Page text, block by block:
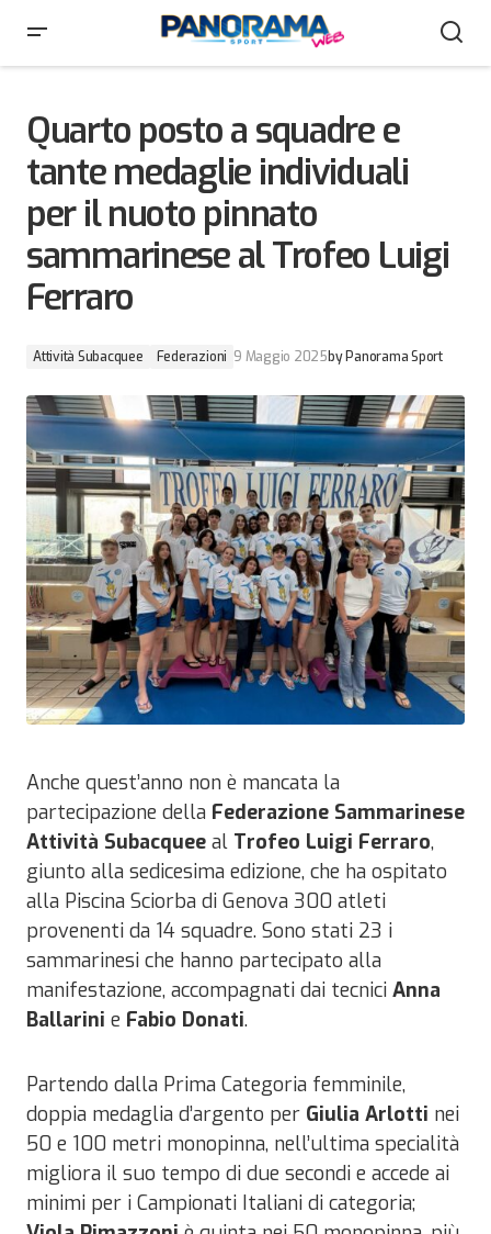
Quarto posto a squadre e
tante medaglie individuali
per il nuoto pinnato
sammarinese al Trofeo Luigi
Ferraro
Attività Subacquee Federazioni 9 Maggio 2025by Panorama Sport
Anche quest’anno non è mancata la
partecipazione della Federazione Sammarinese
Attività Subacquee al Trofeo Luigi Ferraro,
giunto alla sedicesima edizione, che ha ospitato
alla Piscina Sciorba di Genova 300 atleti
provenenti da 14 squadre. Sono stati 23 i
sammarinesi che hanno partecipato alla
manifestazione, accompagnati dai tecnici Anna
Ballarini e Fabio Donati.
Partendo dalla Prima Categoria femminile,
doppia medaglia d’argento per Giulia Arlotti nei
50 e 100 metri monopinna, nell’ultima specialità
migliora il suo tempo di due secondi e accede ai
minimi per i Campionati Italiani di categoria;